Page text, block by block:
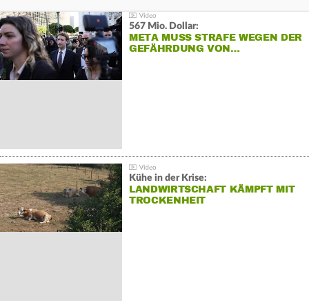
567 Mio. Dollar:
META MUSS STRAFE WEGEN DER
GEFÄHRDUNG VON…
Kühe in der Krise:
LANDWIRTSCHAFT KÄMPFT MIT
TROCKENHEIT